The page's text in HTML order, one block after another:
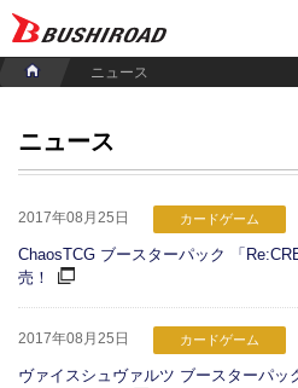
ニュース
ニュース
2017年08月25日 カードゲーム
ChaosTCG ブースターパック 「
売！
2017年08月25日 カードゲーム
ヴァイスシュヴァルツ ブースターパッ